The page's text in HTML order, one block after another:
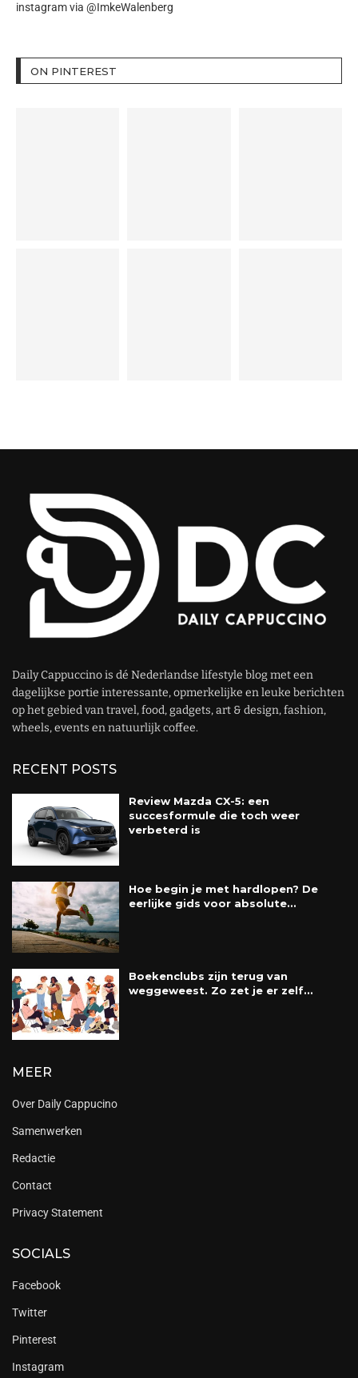
instagram via @ImkeWalenberg
ON PINTEREST
Daily Cappuccino is dé Nederlandse lifestyle blog met een
dagelijkse portie interessante, opmerkelijke en leuke berichten
op het gebied van travel, food, gadgets, art & design, fashion,
wheels, events en natuurlijk coffee.
RECENT POSTS
Review Mazda CX-5: een
succesformule die toch weer
verbeterd is
Hoe begin je met hardlopen? De
eerlijke gids voor absolute...
Boekenclubs zijn terug van
weggeweest. Zo zet je er zelf...
MEER
Over Daily Cappucino
Samenwerken
Redactie
Contact
Privacy Statement
SOCIALS
Facebook
Twitter
Pinterest
Instagram